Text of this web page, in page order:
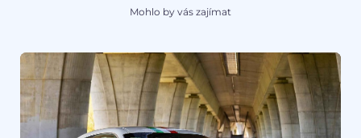
Mohlo by vás zajímat